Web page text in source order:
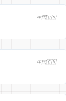
中国🇨🇳
中国🇨🇳